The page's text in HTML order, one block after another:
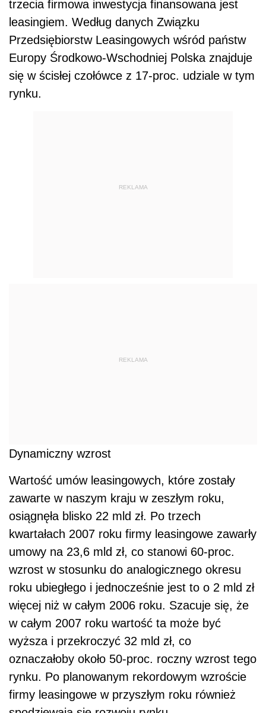
trzecia firmowa inwestycja finansowana jest
leasingiem. Według danych Związku
Przedsiębiorstw Leasingowych wśród państw
Europy Środkowo-Wschodniej Polska znajduje
się w ścisłej czołówce z 17-proc. udziale w tym
rynku.
REKLAMA
REKLAMA
Dynamiczny wzrost
Wartość umów leasingowych, które zostały
zawarte w naszym kraju w zeszłym roku,
osiągnęła blisko 22 mld zł. Po trzech
kwartałach 2007 roku firmy leasingowe zawarły
umowy na 23,6 mld zł, co stanowi 60-proc.
wzrost w stosunku do analogicznego okresu
roku ubiegłego i jednocześnie jest to o 2 mld zł
więcej niż w całym 2006 roku. Szacuje się, że
w całym 2007 roku wartość ta może być
wyższa i przekroczyć 32 mld zł, co
oznaczałoby około 50-proc. roczny wzrost tego
rynku. Po planowanym rekordowym wzroście
firmy leasingowe w przyszłym roku również